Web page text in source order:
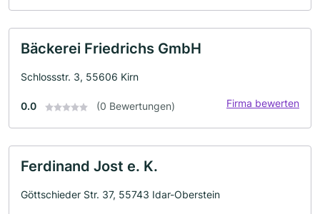
Bäckerei Friedrichs GmbH
Schlossstr. 3, 55606 Kirn
0.0 (0 Bewertungen) Firma bewerten
Ferdinand Jost e. K.
Göttschieder Str. 37, 55743 Idar-Oberstein